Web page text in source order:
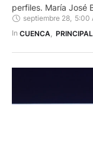
perfiles. María José
Diseño de Interiores
significa participar
septiembre 28, 5:00
In CUENCA PRINCIPAL